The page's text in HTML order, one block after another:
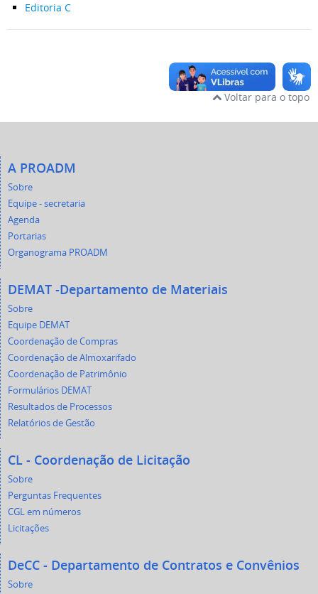
Editoria C
Voltar para o topo
A PROADM
Sobre
Equipe - secretaria
Agenda
Portarias
Organograma PROADM
DEMAT -Departamento de Materiais
Sobre
Equipe DEMAT
Coordenação de Compras
Coordenação de Almoxarifado
Coordenação de Patrimônio
Formulários DEMAT
Resultados de Processos
Relatórios de Gestão
CL - Coordenação de Licitação
Sobre
Perguntas Frequentes
CGL em números
Licitações
DeCC - Departamento de Contratos e Convênios
Sobre